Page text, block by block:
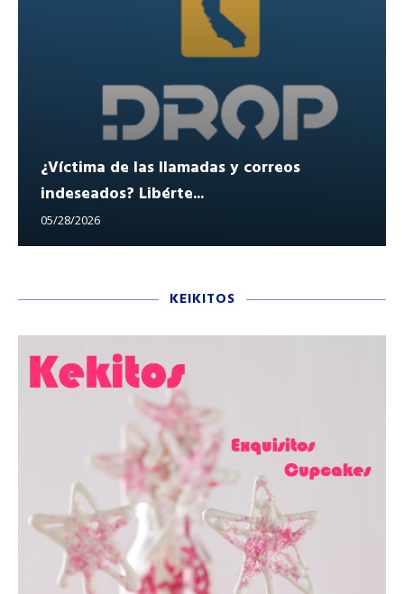
¿Víctima de las llamadas y correos
indeseados? Libérte...
05/28/2026
KEIKITOS